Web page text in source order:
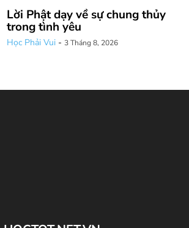
Lời Phật dạy về sự chung thủy
trong tình yêu
Học Phải Vui - 3 Tháng 8, 2026